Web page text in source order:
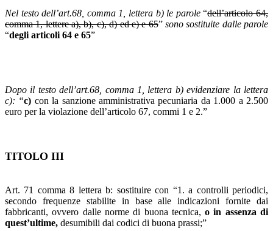
Nel testo dell’art.68, comma 1, lettera b) le parole“dell’articolo 64,
comma 1, lettere a), b), c), d) ed e) e 65” sono sostituite dalle parole
“degli articoli 64 e 65”
Dopo il testo dell’art.68, comma 1, lettera b) evidenziare la lettera
c): “c) con la sanzione amministrativa pecuniaria da 1.000 a 2.500
euro per la violazione dell’articolo 67, commi 1 e 2.”
TITOLO III
Art. 71 comma 8 lettera b: sostituire con “1. a controlli periodici,
secondo frequenze stabilite in base alle indicazioni fornite dai
fabbricanti, ovvero dalle norme di buona tecnica,o in assenza di
quest’ultime, desumibili dai codici di buona prassi;”